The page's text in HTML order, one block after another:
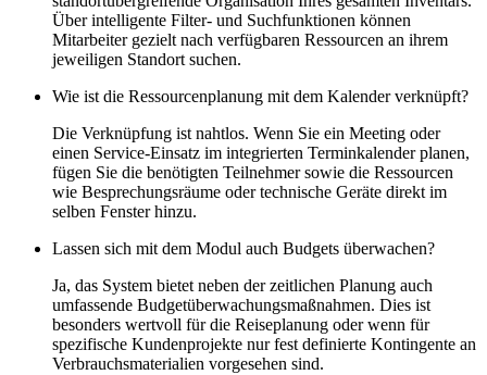
Über intelligente Filter- und Suchfunktionen können
Mitarbeiter gezielt nach verfügbaren Ressourcen an ihrem
jeweiligen Standort suchen.
Wie ist die Ressourcenplanung mit dem Kalender verknüpft?
Die Verknüpfung ist nahtlos. Wenn Sie ein Meeting oder
einen Service-Einsatz im integrierten Terminkalender planen,
fügen Sie die benötigten Teilnehmer sowie die Ressourcen
wie Besprechungsräume oder technische Geräte direkt im
selben Fenster hinzu.
Lassen sich mit dem Modul auch Budgets überwachen?
Ja, das System bietet neben der zeitlichen Planung auch
umfassende Budgetüberwachungsmaßnahmen. Dies ist
besonders wertvoll für die Reiseplanung oder wenn für
spezifische Kundenprojekte nur fest definierte Kontingente an
Verbrauchsmaterialien vorgesehen sind.